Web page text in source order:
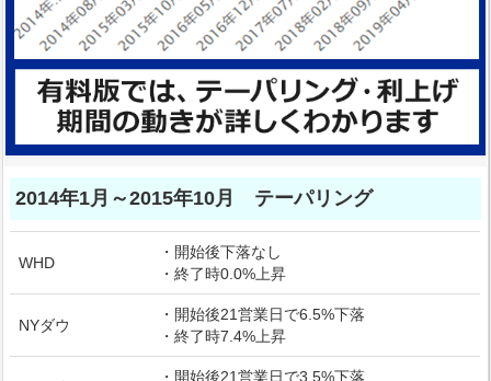
2014年1月～2015年10月 テーパリング
WHD
・開始後下落なし
・終了時0.0%上昇
NYダウ
・開始後21営業日で6.5%下落
・終了時7.4%上昇
・開始後21営業日で3.5%下落